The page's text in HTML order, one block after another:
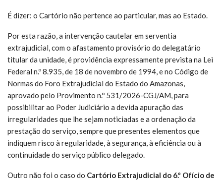
É dizer: o Cartório não pertence ao particular, mas ao Estado.
Por esta razão, a intervenção cautelar em serventia
extrajudicial, com o afastamento provisório do delegatário
titular da unidade, é providência expressamente prevista na Lei
Federal n.º 8.935, de 18 de novembro de 1994, e no Código de
Normas do Foro Extrajudicial do Estado do Amazonas,
aprovado pelo Provimento n.º 531/2026-CGJ/AM, para
possibilitar ao Poder Judiciário a devida apuração das
irregularidades que lhe sejam noticiadas e a ordenação da
prestação do serviço, sempre que presentes elementos que
indiquem risco à regularidade, à segurança, à eficiência ou à
continuidade do serviço público delegado.
Outro não foi o caso do Cartório Extrajudicial do 6.º Ofício de